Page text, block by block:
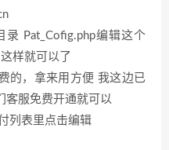
录 Pat_Cofig.php编辑这个
样就可以了
的，拿来用方便 我这边已
客服免费开通就可以
列表里点击编辑